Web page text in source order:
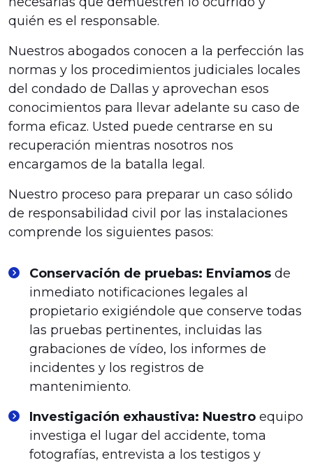
quién es el responsable.
Nuestros abogados conocen a la perfección las
normas y los procedimientos judiciales locales
del condado de Dallas y aprovechan esos
conocimientos para llevar adelante su caso de
forma eficaz. Usted puede centrarse en su
recuperación mientras nosotros nos
encargamos de la batalla legal.
Nuestro proceso para preparar un caso sólido
de responsabilidad civil por las instalaciones
comprende los siguientes pasos:
Conservación de pruebas: Enviamos de
inmediato notificaciones legales al
propietario exigiéndole que conserve todas
las pruebas pertinentes, incluidas las
grabaciones de vídeo, los informes de
incidentes y los registros de
mantenimiento.
Investigación exhaustiva: Nuestro equipo
investiga el lugar del accidente, toma
fotografías, entrevista a los testigos y